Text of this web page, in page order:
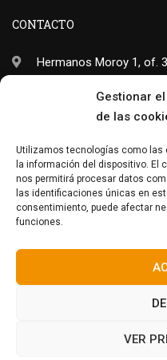
Gestionar
de las
Utilizamos tecnologías como las
la información del dispositivo.
nos permitirá procesar datos
las identificaciones únicas en
consentimiento, puede afectar
funciones.
VER
CONTACTO
Hermanos Moroy 1, of.
26001 Logroño- La Rioja
(+34) 941 703 245
info@neo-sapiens.com
FacebookTwitter
2024. Todos